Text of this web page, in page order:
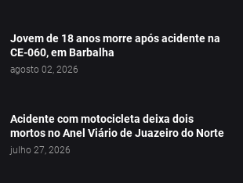
Jovem de 18 anos morre após acidente na
CE-060, em Barbalha
agosto 02, 2026
Acidente com motocicleta deixa dois
mortos no Anel Viário de Juazeiro do Norte
julho 27, 2026